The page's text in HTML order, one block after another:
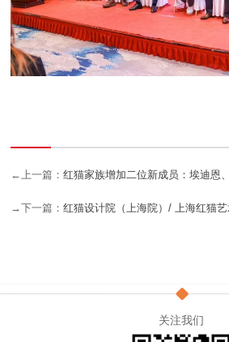
←上一篇：红猫家族增加二位新成员：埃迪恩
→下一篇：红猫设计院（上海院）/ 上海红猫
关注我们